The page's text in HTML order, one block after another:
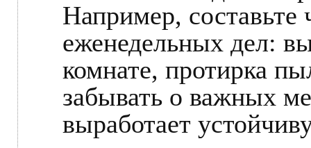
Например,
еженедельных дел:
комнате, протирка
забывать о важных
выработает